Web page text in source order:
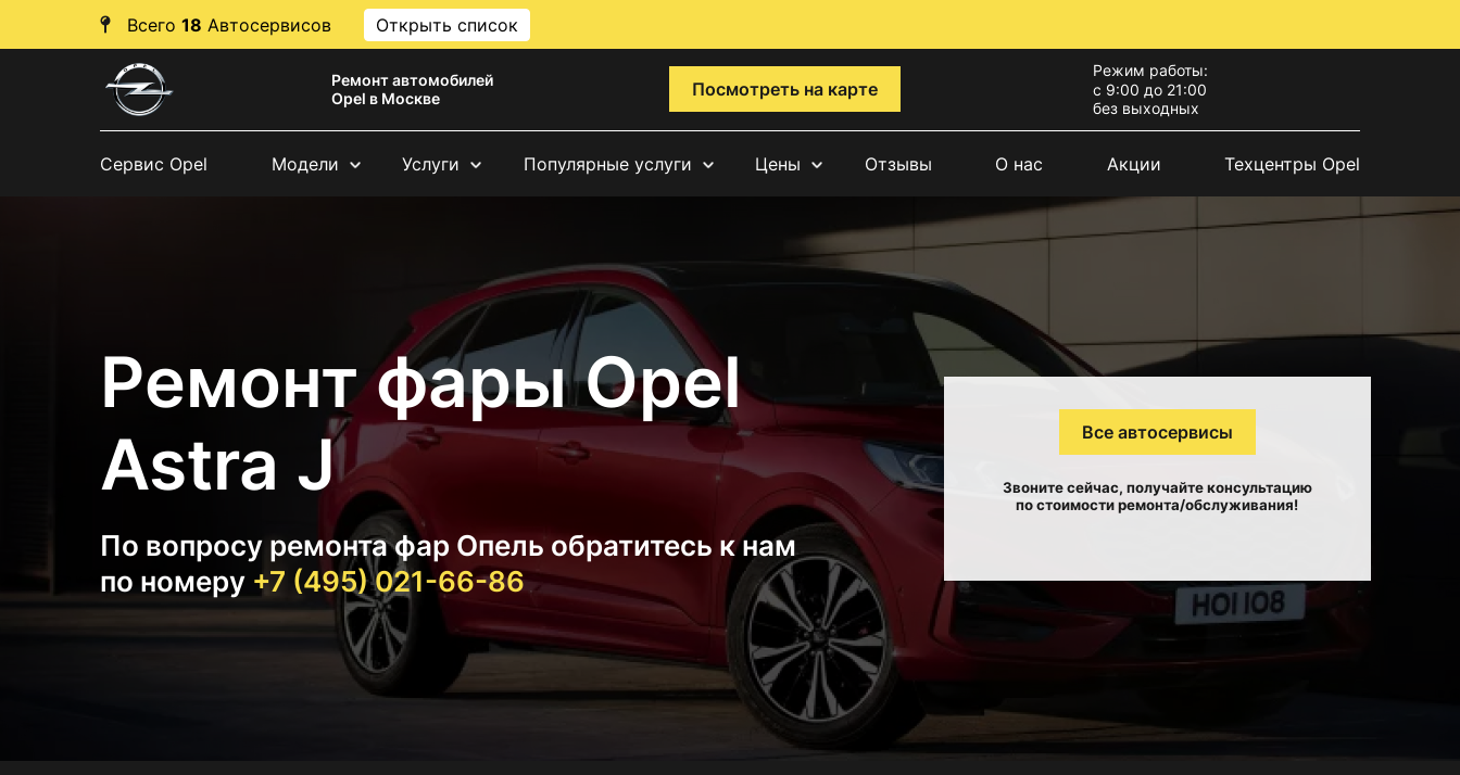
Всего 18 Автосервисов Открыть список
Ремонт автомобилей
Opel в Москве
Посмотреть на карте
Режим работы:
с 9:00 до 21:00
без выходных
Сервис Opel Модели Услуги Популярные услуги Цены Отзывы О нас Акции Техцентры Opel
Ремонт фары Opel
Astra J
По вопросу ремонта фар Опель обратитесь к нам
по номеру +7 (495) 021-66-86
Все автосервисы
Звоните сейчас, получайте консультацию
по стоимости ремонта/обслуживания!